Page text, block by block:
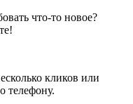
что-то новое?
кликов или
телефону.